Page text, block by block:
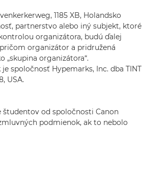
1185 XB, Holandsko
partnerstvo alebo iný subjekt, ktoré
organizátora, budú ďalej
organizátor a pridružená
„skupina organizátora“.
spoločnosť Hypemarks, Inc. dba TINT
USA.
od spoločnosti Canon
podmienok, ak to nebolo